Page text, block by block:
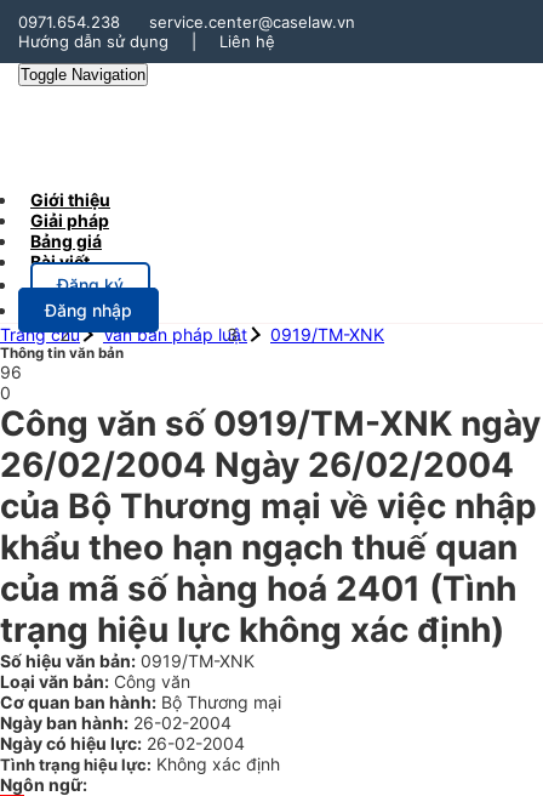
0971.654.238
service.center@caselaw.vn
Hướng dẫn sử dụng
Liên hệ
Toggle Navigation
Giới thiệu
Giải pháp
Bảng giá
Bài viết
Đăng ký
Đăng nhập
Trang chủ
Văn bản pháp luật 0919/TM-XNK
Thông tin văn bản
96
0
Công văn số 0919/TM-XNK ngày
26/02/2004 Ngày 26/02/2004
của Bộ Thương mại về việc nhập
khẩu theo hạn ngạch thuế quan
của mã số hàng hoá 2401 (Tình
trạng hiệu lực không xác định)
Số hiệu văn bản: 0919/TM-XNK
Loại văn bản: Công văn
Cơ quan ban hành: Bộ Thương mại
Ngày ban hành: 26-02-2004
Ngày có hiệu lực: 26-02-2004
Tình trạng hiệu lực: Không xác định
Ngôn ngữ: